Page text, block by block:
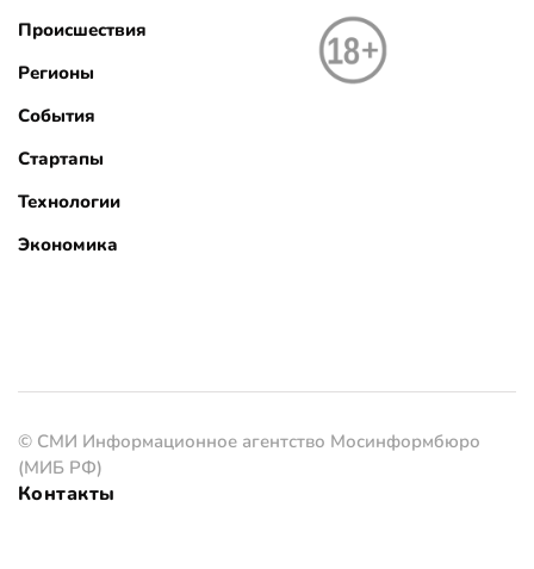
Происшествия
Регионы
События
Стартапы
Технологии
Экономика
© СМИ Информационное агентство Мосинформбюро
(МИБ РФ)
Контакты